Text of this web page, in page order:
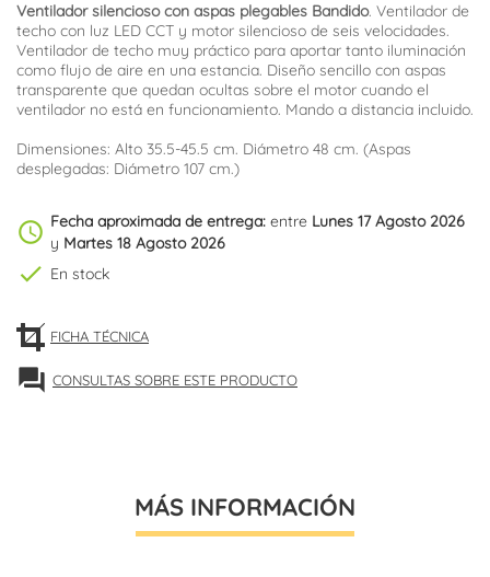
Ventilador silencioso con aspas plegables Bandido. Ventilador de
techo con luz LED CCT y motor silencioso de seis velocidades.
Ventilador de techo muy práctico para aportar tanto iluminación
como flujo de aire en una estancia. Diseño sencillo con aspas
transparente que quedan ocultas sobre el motor cuando el
ventilador no está en funcionamiento. Mando a distancia incluido.
Dimensiones: Alto 35.5-45.5 cm. Diámetro 48 cm. (Aspas
desplegadas: Diámetro 107 cm.)
schedule Fecha aproximada de entrega: entre Lunes 17 Agosto 2026
y Martes 18 Agosto 2026
check En stock
FICHA TÉCNICA
forum CONSULTAS SOBRE ESTE PRODUCTO
MÁS INFORMACIÓN